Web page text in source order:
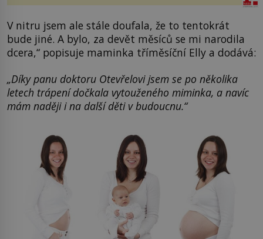
V nitru jsem ale stále doufala, že to tentokrát
bude jiné. A bylo, za devět měsíců se mi narodila
dcera,“ popisuje maminka tříměsíční Elly a dodává:
„Díky panu doktoru Otevřelovi jsem se po několika
letech trápení dočkala vytouženého miminka, a navíc
mám naději i na další děti v budoucnu.“